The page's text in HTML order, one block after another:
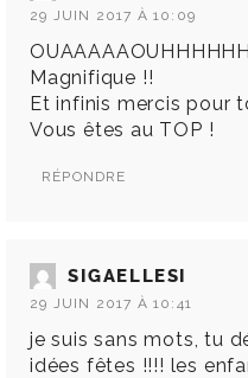
29 JUIN 2017 À 10:09
Magnifique !!
Et infinis mercis pour
Vous êtes au TOP !
RÉPONDRE
SIGAELLESI
29 JUIN 2017 À 10:41
je suis sans mots, tu
idées fêtes !!!! les